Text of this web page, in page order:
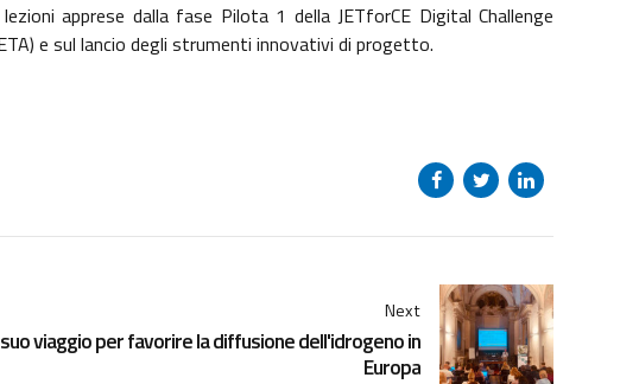
apprese dalla fase Pilota 1 della JETforCE Digital Challenge
e sul lancio degli strumenti innovativi di progetto.
Next
suo viaggio per favorire la diffusione dell'idrogeno in
Europa